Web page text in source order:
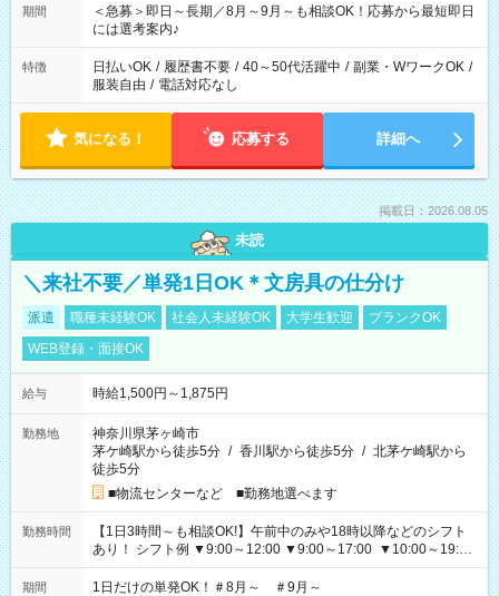
スタッフ スイーツ販売/ホテルフロント/化粧品販売/など 様々な
業界から入社して活躍されています♪
期間
＜急募＞即日～長期／8月～9月～も相談OK！応募から最短即日
には選考案内♪
特徴 日払いOK / 履歴書不要 / 40～50代活躍中 / 副業・WワークOK /
服装自由 / 電話対応なし
気になる！ 応募する 詳細へ
掲載日：2026.08.05
未読
＼来社不要／単発1日OK＊文房具の仕分け
派遣 職種未経験OK 社会人未経験OK 大学生歓迎
ブランクOK
WEB登録・面接OK
給与 時給1,500円～1,875円
勤務地
神奈川県茅ヶ崎市
茅ケ崎駅から徒歩5分 / 香川駅から徒歩5分 / 北茅ケ崎駅から
徒歩5分
■物流センターなど ■勤務地選べます
勤務時間
【1日3時間～も相談OK!】午前中のみや18時以降などのシフト
あり！ シフト例 ▼9:00～12:00 ▼9:00～17:00 ▼10:00～19:00
▼18:00～21:00
期間 1日だけの単発OK！＃8月～ ＃9月～